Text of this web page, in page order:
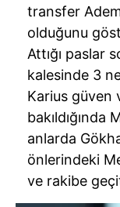
transfer
olduğunu
Attığı paslar
kalesinde 3
Karius güven
bakıldığında
anlarda
önlerindeki
ve rakibe